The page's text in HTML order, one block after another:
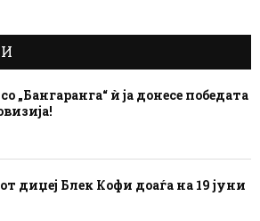
„Бангаранга“ ѝ ја донесе победата
диџеј Блек Кофи доаѓа на 19 јуни